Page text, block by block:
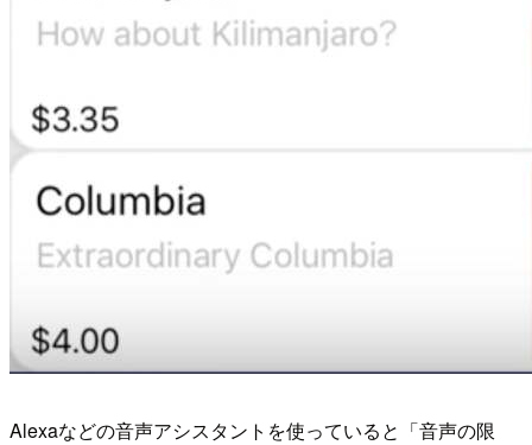
Alexaなどの音声アシスタントを使っていると「音声の限